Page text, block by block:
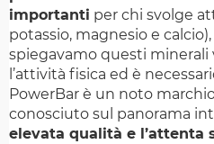
importanti per chi svolge
potassio, magnesio e
spiegavamo questi
l’attività fisica ed è
PowerBar è un noto
conosciuto sul panorama
elevata qualità e l’attenta